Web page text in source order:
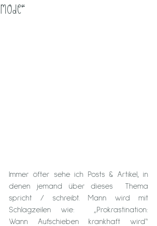
mode“
Immer öfter sehe ich Posts & Artikel, in
denen jemand über dieses  Thema
spricht / schreibt. Mann wird mit
Schlagzeilen wie:  „Prokrastination:
Wann Aufschieben krankhaft wird“